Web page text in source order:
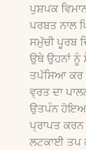
ਪੁਸ਼ਪਕ
ਪਰਬਤ ਨਾਲ
ਸਮੁੱਚੀ ਪੂਰਬ
ਉਥੇ ਉਹਨਾਂ ਨੂੰ
ਤਪੱਸਿਆ ਕਰ
ਵ੍ਰਤ ਦਾ
ਉਤਪੰਨ ਹੋਇਆ
ਪ੍ਰਾਪਤ ਕਰਨ
ਲਟਕਾਈ ਤਪ